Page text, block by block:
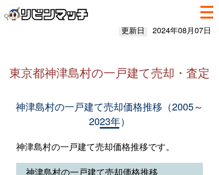
更新日 2024年08月07日
東京都神津島村の一戸建て売却・査定
神津島村の一戸建て売却価格推移（2005～
2023年）
神津島村の一戸建て売却価格推移です。
神津島村の一戸建て売却価格推移